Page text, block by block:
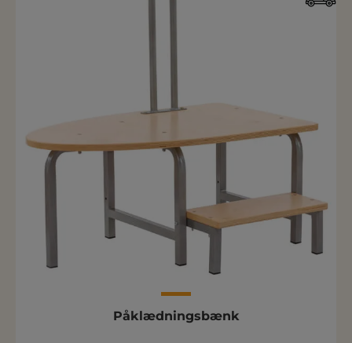
Påklædningsbænk